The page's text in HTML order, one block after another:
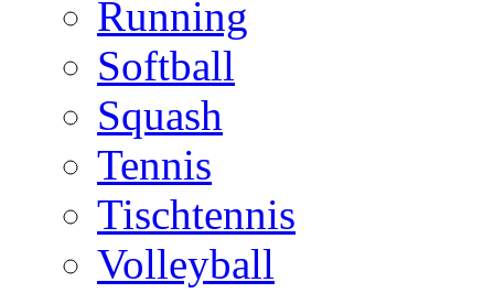
Running
Softball
Squash
Tennis
Tischtennis
Volleyball